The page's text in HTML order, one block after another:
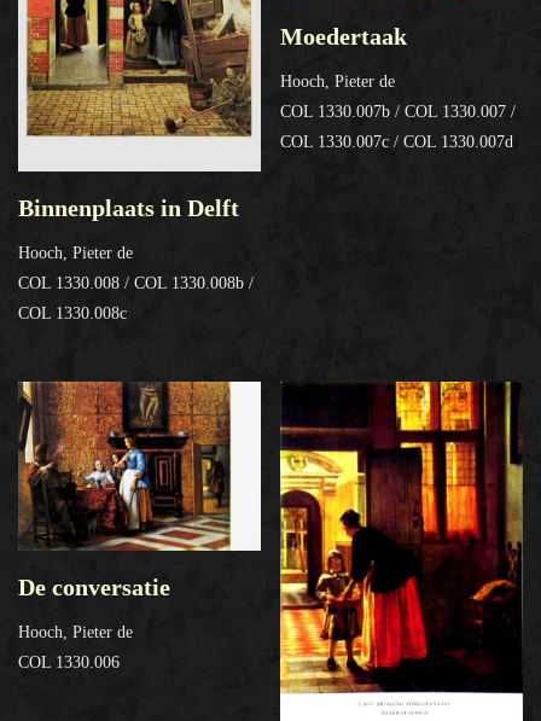
Binnenplaats in Delft
Hooch, Pieter de
COL 1330.008 / COL 1330.008b /
COL 1330.008c
Moedertaak
Hooch, Pieter de
COL 1330.007b / COL 1330.007 /
COL 1330.007c / COL 1330.007d
De conversatie
Hooch, Pieter de
COL 1330.006